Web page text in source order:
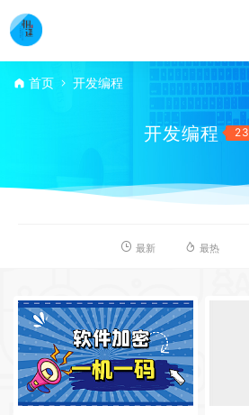
首页 开发编程
开发编程 23
最新 最热